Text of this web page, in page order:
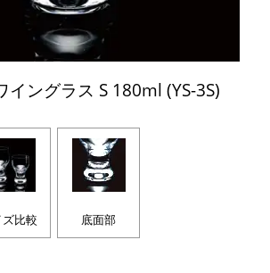
イングラス S 180ml (YS-3S)
比較 底面部